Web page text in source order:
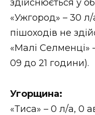
здійснюється у
«Ужгород» – 30 л/
пішоходів не
«Малі Селменці»
09 до 21 години).
Угорщина:
«Тиса» – 0 л/а, 0